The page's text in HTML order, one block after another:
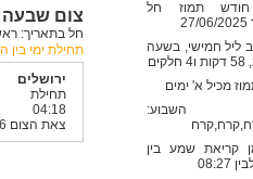
תמוז חל
ליל חמישי, בשעה
מכיל א' ימים
השבוע:
קריאת שמע בין
צום
חל בתאריך: ראשון , 13/07/2025, י"ז
תחילת ימי בין
ירושלים
תחילת
04:18
צאת הצום 20:16